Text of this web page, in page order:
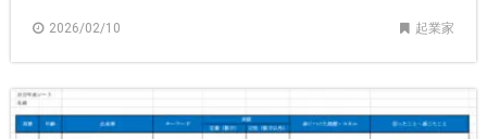
2026/02/10 起業家